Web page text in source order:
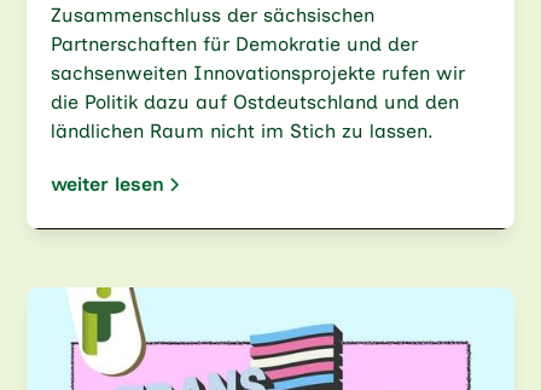
Zusammenschluss der sächsischen
Partnerschaften für Demokratie und der
sachsenweiten Innovationsprojekte rufen wir
die Politik dazu auf Ostdeutschland und den
ländlichen Raum nicht im Stich zu lassen.
weiter lesen